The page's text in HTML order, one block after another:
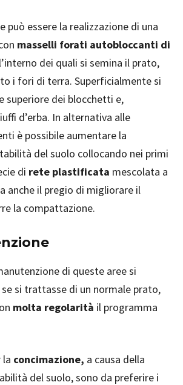
può essere la realizzazione di una
masselli forati autobloccanti di
dei quali si semina il prato,
i fori di terra. Superficialmente si
superiore dei blocchetti e,
d’erba. In alternativa alle
è possibile aumentare la
del suolo collocando nei primi
di rete plastificata mescolata a
anche il pregio di migliorare il
la compattazione.
di queste aree si
si trattasse di un normale prato,
molta regolarità il programma
la concimazione, a causa della
del suolo, sono da preferire i